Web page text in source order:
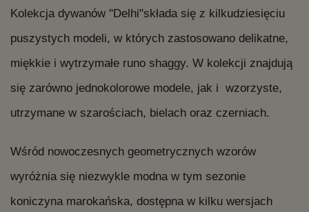
Kolekcja dywanów "Delhi"składa się z kilkudziesięciu
puszystych modeli, w których zastosowano delikatne,
miękkie i wytrzymałe runo shaggy. W kolekcji znajdują
się zarówno jednokolorowe modele, jak i wzorzyste,
utrzymane w szarościach, bielach oraz czerniach.
Wśród nowoczesnych geometrycznych wzorów
wyróżnia się niezwykle modna w tym sezonie
koniczyna marokańska, dostępna w kilku wersjach